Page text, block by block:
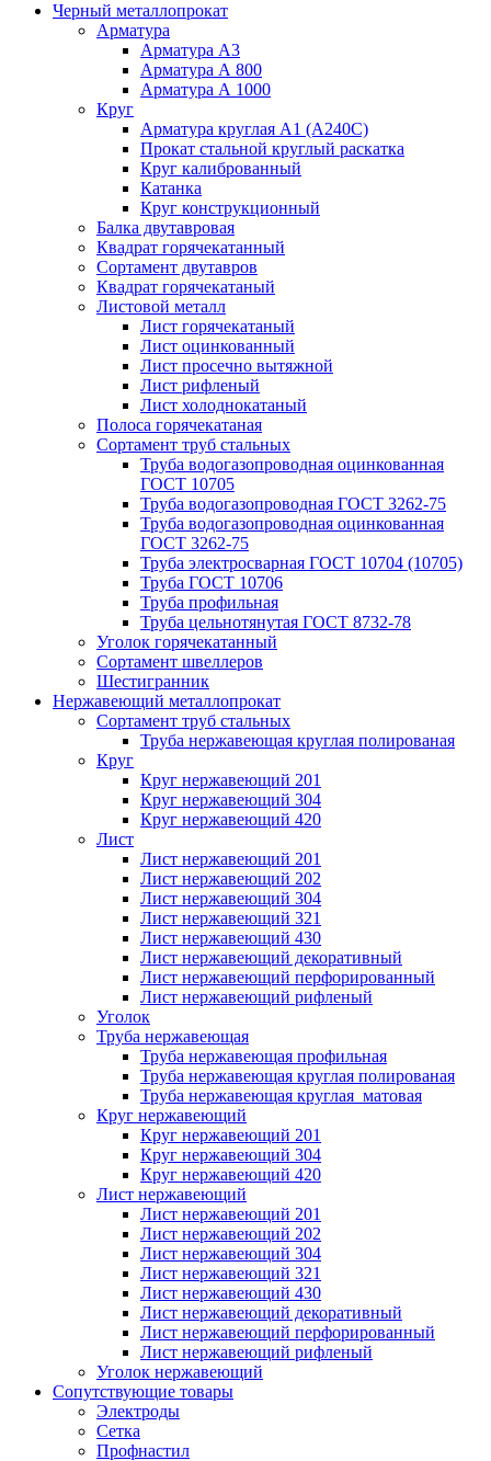
Черный металлопрокат
Арматура
Арматура А3
Арматура А 800
Арматура А 1000
Круг
Арматура круглая А1 (А240C)
Прокат стальной круглый раскатка
Круг калиброванный
Катанка
Круг конструкционный
Балка двутавровая
Квадрат горячекатанный
Сортамент двутавров
Квадрат горячекатаный
Листовой металл
Лист горячекатаный
Лист оцинкованный
Лист просечно вытяжной
Лист рифленый
Лист холоднокатаный
Полоса горячекатаная
Сортамент труб стальных
Труба водогазопроводная оцинкованная
ГОСТ 10705
Труба водогазопроводная ГОСТ 3262-75
Труба водогазопроводная оцинкованная
ГОСТ 3262-75
Труба электросварная ГОСТ 10704 (10705)
Труба ГОСТ 10706
Труба профильная
Труба цельнотянутая ГОСТ 8732-78
Уголок горячекатанный
Сортамент швеллеров
Шестигранник
Нержавеющий металлопрокат
Сортамент труб стальных
Труба нержавеющая круглая полированая
Круг
Круг нержавеющий 201
Круг нержавеющий 304
Круг нержавеющий 420
Лист
Лист нержавеющий 201
Лист нержавеющий 202
Лист нержавеющий 304
Лист нержавеющий 321
Лист нержавеющий 430
Лист нержавеющий декоративный
Лист нержавеющий перфорированный
Лист нержавеющий рифленый
Уголок
Труба нержавеющая
Труба нержавеющая профильная
Труба нержавеющая круглая полированая
Труба нержавеющая круглая матовая
Круг нержавеющий
Круг нержавеющий 201
Круг нержавеющий 304
Круг нержавеющий 420
Лист нержавеющий
Лист нержавеющий 201
Лист нержавеющий 202
Лист нержавеющий 304
Лист нержавеющий 321
Лист нержавеющий 430
Лист нержавеющий декоративный
Лист нержавеющий перфорированный
Лист нержавеющий рифленый
Уголок нержавеющий
Cопутствующие товары
Электроды
Сетка
Профнастил